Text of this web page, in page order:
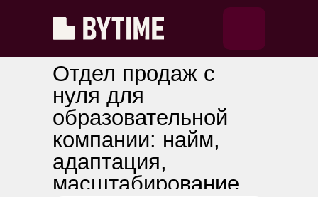
Отдел продаж с
нуля для
образовательной
компании: найм,
адаптация,
масштабирование